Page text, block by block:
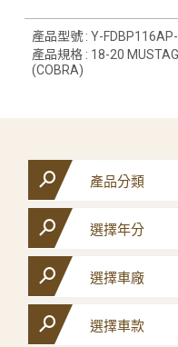
產品型號 : Y-
產品規格 : 18-20
(COBRA)